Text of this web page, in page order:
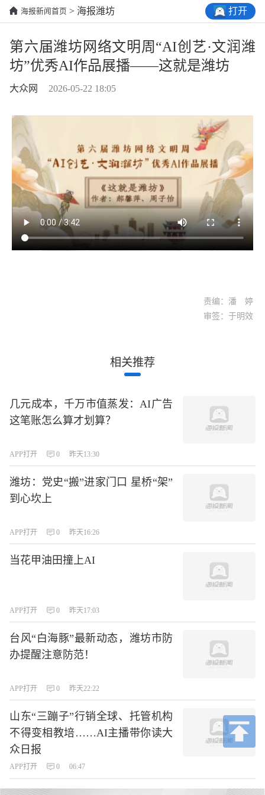
海报新闻首页 > 海报潍坊 打开
第六届潍坊网络文明周“AI创艺·文润潍
坊”优秀AI作品展播——这就是潍坊
大众网 2026-05-22 18:05
责编：潘 婷
审签：于明效
相关推荐
几元成本，千万市值蒸发：AI广告
这笔账怎么算才划算？
APP打开 0 昨天13:30
潍坊：党史“搬”进家门口 星桥“架”
到心坎上
APP打开 0 昨天16:26
当花甲油田撞上AI
APP打开 0 昨天17:03
台风“白海豚”最新动态，潍坊市防
办提醒注意防范！
APP打开 0 昨天22:22
山东“三蹦子”行销全球、托管机构
不得变相教培……AI主播带你读大
众日报
APP打开 0 06:47